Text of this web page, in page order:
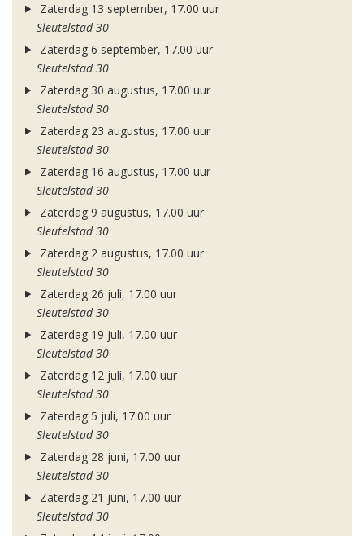
Zaterdag 13 september, 17.00 uur
Sleutelstad 30
Zaterdag 6 september, 17.00 uur
Sleutelstad 30
Zaterdag 30 augustus, 17.00 uur
Sleutelstad 30
Zaterdag 23 augustus, 17.00 uur
Sleutelstad 30
Zaterdag 16 augustus, 17.00 uur
Sleutelstad 30
Zaterdag 9 augustus, 17.00 uur
Sleutelstad 30
Zaterdag 2 augustus, 17.00 uur
Sleutelstad 30
Zaterdag 26 juli, 17.00 uur
Sleutelstad 30
Zaterdag 19 juli, 17.00 uur
Sleutelstad 30
Zaterdag 12 juli, 17.00 uur
Sleutelstad 30
Zaterdag 5 juli, 17.00 uur
Sleutelstad 30
Zaterdag 28 juni, 17.00 uur
Sleutelstad 30
Zaterdag 21 juni, 17.00 uur
Sleutelstad 30